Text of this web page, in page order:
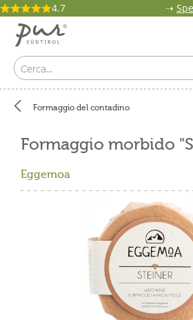
4.7 ➝
Formaggio del contadino
Formaggio morbido
Eggemoa